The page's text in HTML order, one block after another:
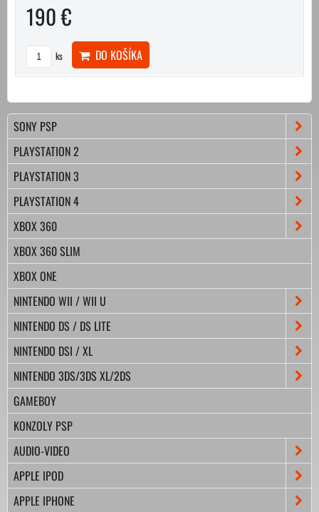
190 €
ks DO KOŠÍKA
SONY PSP
PLAYSTATION 2
PLAYSTATION 3
PLAYSTATION 4
XBOX 360
XBOX 360 SLIM
XBOX ONE
NINTENDO WII / WII U
NINTENDO DS / DS LITE
NINTENDO DSI / XL
NINTENDO 3DS/3DS XL/2DS
GAMEBOY
KONZOLY PSP
AUDIO-VIDEO
APPLE IPOD
APPLE IPHONE